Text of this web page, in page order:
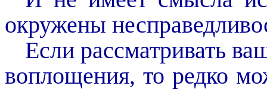
окружены
Если рассматривать
воплощения, то редко